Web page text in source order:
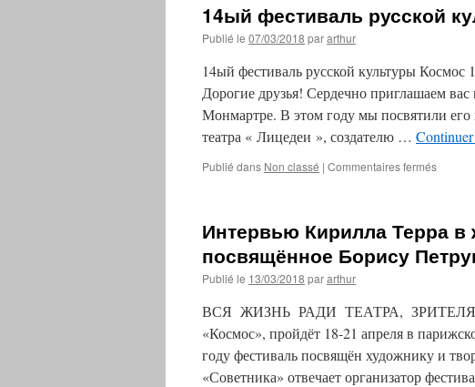
14ый фестиваль русской
Publié le 07/03/2018 pararthur
14ый фестиваль русской культуры Космос
Дорогие друзья! Сердечно приглашаем
Монмартре. В этом году мы посвятили
театра « Лицедеи », создателю …
Publié dans Non classé | Commentaires ferméssur
Интервью Кирилла Терра в
посвящённое Борису
Publié le 13/03/2018 pararthur
ВСЯ ЖИЗНЬ РАДИ ТЕАТРА, ЗРИТЕЛЯ И
«Космос», пройдёт 18-21 апреля в
году фестиваль посвящён художнику и
«Советника» отвечает организатор